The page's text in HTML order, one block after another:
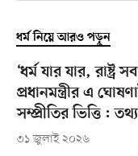
ধর্ম নিয়ে আরও পড়ুন
‘ধর্ম যার যার, রাষ্ট্র
প্রধানমন্ত্রীর এ
সম্প্রীতির ভিত্তি :
৩১ জুলাই ২০২৬